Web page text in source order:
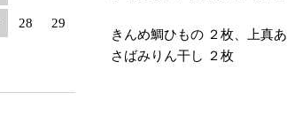
きんめ鯛ひもの ２枚、上真
さばみりん干し ２枚
28 29